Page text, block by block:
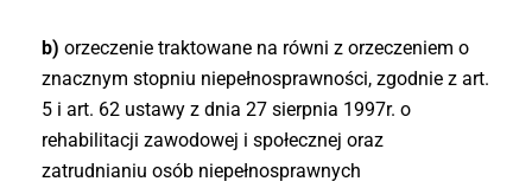
b) orzeczenie traktowane na równi z orzeczeniem o
znacznym stopniu niepełnosprawności, zgodnie z art.
5 i art. 62 ustawy z dnia 27 sierpnia 1997r. o
rehabilitacji zawodowej i społecznej oraz
zatrudnianiu osób niepełnosprawnych